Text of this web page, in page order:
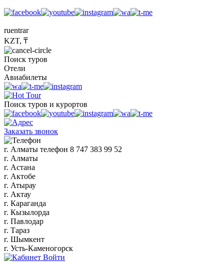
ruentrar
KZT, ₸
Поиск туров
Отели
Авиабилеты
Поиск туров и курортов
Заказать звонок
г. Алматы телефон 8 747 383 99 52
г. Алматы
г. Астана
г. Актобе
г. Атырау
г. Актау
г. Караганда
г. Кызылорда
г. Павлодар
г. Тараз
г. Шымкент
г. Усть-Каменогорск
Войти